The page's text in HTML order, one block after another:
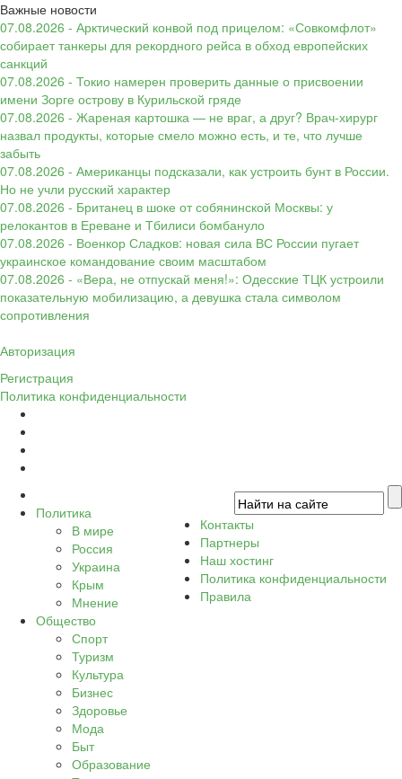
Важные новости
07.08.2026 - Арктический конвой под прицелом: «Совкомфлот»
собирает танкеры для рекордного рейса в обход европейских
санкций
07.08.2026 - Токио намерен проверить данные о присвоении
имени Зорге острову в Курильской гряде
07.08.2026 - Жареная картошка — не враг, а друг? Врач-хирург
назвал продукты, которые смело можно есть, и те, что лучше
забыть
07.08.2026 - Американцы подсказали, как устроить бунт в России.
Но не учли русский характер
07.08.2026 - Британец в шоке от собянинской Москвы: у
релокантов в Ереване и Тбилиси бомбануло
07.08.2026 - Военкор Сладков: новая сила ВС России пугает
украинское командование своим масштабом
07.08.2026 - «Вера, не отпускай меня!»: Одесские ТЦК устроили
показательную мобилизацию, а девушка стала символом
сопротивления
Авторизация
Регистрация
Политика конфиденциальности
Политика
В мире
Россия
Украина
Крым
Мнение
Общество
Спорт
Туризм
Культура
Бизнес
Здоровье
Мода
Быт
Образование
Контакты
Партнеры
Наш хостинг
Политика конфиденциальности
Правила